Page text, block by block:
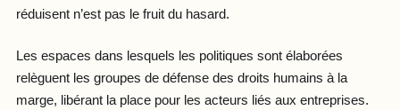
réduisent n’est pas le fruit du hasard.
Les espaces dans lesquels les politiques sont élaborées
relèguent les groupes de défense des droits humains à la
marge, libérant la place pour les acteurs liés aux entreprises.